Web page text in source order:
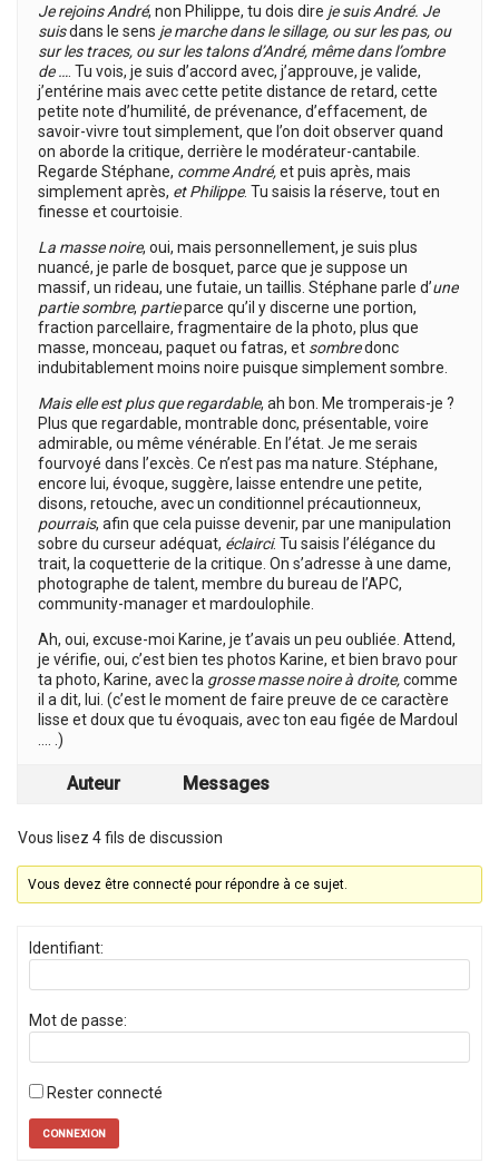
Je rejoins André, non Philippe, tu dois dire je suis André. Je
suisdans le sens je marche dans le sillage, ou sur les pas, ou
sur les traces, ou sur les talons d’André, même dans l’ombre
de … . Tu vois, je suis d’accord avec, j’approuve, je valide,
j’entérine mais avec cette petite distance de retard, cette
petite note d’humilité, de prévenance, d’effacement, de
savoir-vivre tout simplement, que l’on doit observer quand
on aborde la critique, derrière le modérateur-cantabile.
Regarde Stéphane, comme André,et puis après, mais
simplement après, et Philippe. Tu saisis la réserve, tout en
finesse et courtoisie.
La masse noire, oui, mais personnellement, je suis plus
nuancé, je parle de bosquet, parce que je suppose un
massif, un rideau, une futaie, un taillis. Stéphane parle d’une
partie sombre, partieparce qu’il y discerne une portion,
fraction parcellaire, fragmentaire de la photo, plus que
masse, monceau, paquet ou fatras, et sombredonc
indubitablement moins noire puisque simplement sombre.
Mais elle est plus que regardable, ah bon. Me tromperais-je ?
Plus que regardable, montrable donc, présentable, voire
admirable, ou même vénérable. En l’état. Je me serais
fourvoyé dans l’excès. Ce n’est pas ma nature. Stéphane,
encore lui, évoque, suggère, laisse entendre une petite,
disons, retouche, avec un conditionnel précautionneux,
pourrais, afin que cela puisse devenir, par une manipulation
sobre du curseur adéquat, éclairci. Tu saisis l’élégance du
trait, la coquetterie de la critique. On s’adresse à une dame,
photographe de talent, membre du bureau de l’APC,
community-manager et mardoulophile.
Ah, oui, excuse-moi Karine, je t’avais un peu oubliée. Attend,
je vérifie, oui, c’est bien tes photos Karine, et bien bravo pour
ta photo, Karine, avec la grosse masse noire à droite,comme
il a dit, lui. (c’est le moment de faire preuve de ce caractère
lisse et doux que tu évoquais, avec ton eau figée de Mardoul
…. .)
Auteur Messages
Vous lisez 4 fils de discussion
Vous devez être connecté pour répondre à ce sujet.
Identifiant:
Mot de passe:
Rester connecté
CONNEXION